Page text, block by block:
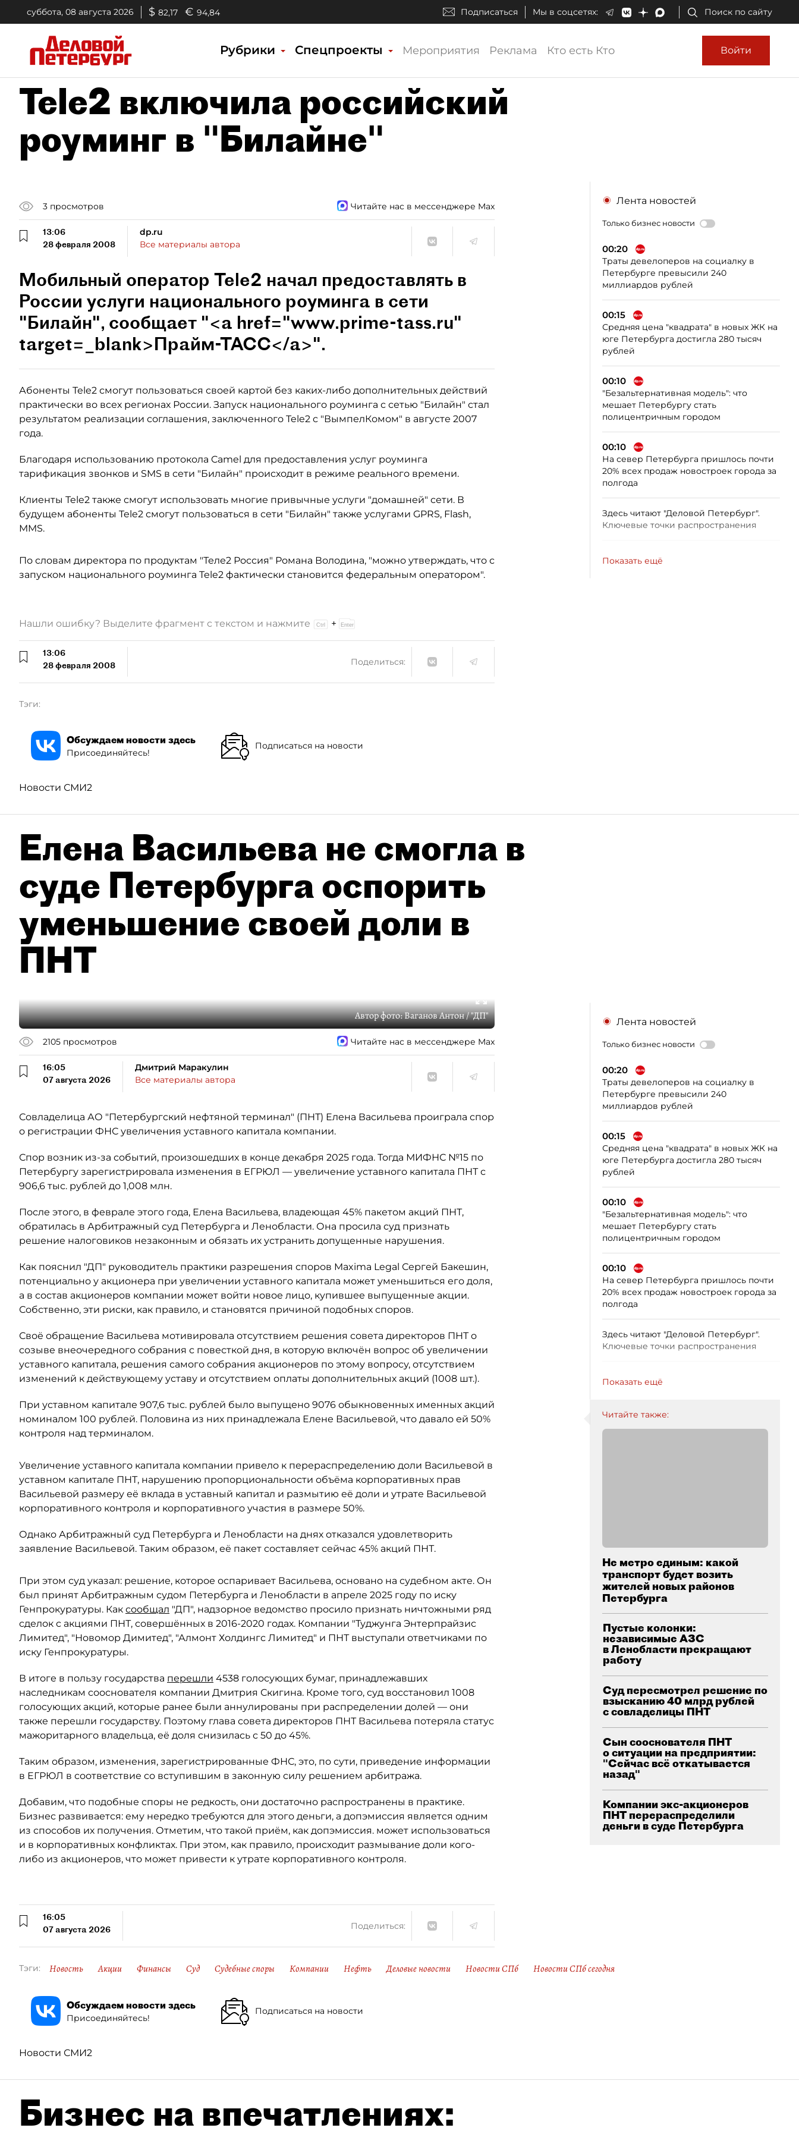
суббота, 08 августа 2026 $ 82,17 € 94,84 Подписаться Мы в соцсетях: Поиск по сайту
Рубрики Спецпроекты Мероприятия Реклама Кто есть Кто Войти
Tele2 включила российский
роуминг в "Билайне"
3 просмотров Читайте нас в мессенджере Max
13:06
28 февраля 2008
dp.ru
Все материалы автора
Мобильный оператор Tele2 начал предоставлять в
России услуги национального роуминга в сети
"Билайн", сообщает "<a href="www.prime-tass.ru"
target=_blank>Прайм-ТАСС</a>".
Абоненты Tele2 смогут пользоваться своей картой без каких-либо дополнительных действий
практически во всех регионах России. Запуск национального роуминга с сетью "Билайн" стал
результатом реализации соглашения, заключенного Tele2 с "ВымпелКомом" в августе 2007
года.
Благодаря использованию протокола Camel для предоставления услуг роуминга
тарификация звонков и SMS в сети "Билайн" происходит в режиме реального времени.
Клиенты Tele2 также смогут использовать многие привычные услуги "домашней" сети. В
будущем абоненты Tele2 смогут пользоваться в сети "Билайн" также услугами GPRS, Flash,
MMS.
По словам директора по продуктам "Теле2 Россия" Романа Володина, "можно утверждать, что с
запуском национального роуминга Tele2 фактически становится федеральным оператором".
Лента новостей
Только бизнес новости
00:20
Траты девелоперов на социалку в
Петербурге превысили 240
миллиардов рублей
00:15
Средняя цена "квадрата" в новых ЖК на
юге Петербурга достигла 280 тысяч
рублей
00:10
"Безальтернативная модель": что
мешает Петербургу стать
полицентричным городом
00:10
На север Петербурга пришлось почти
20% всех продаж новостроек города за
полгода
Здесь читают "Деловой Петербург".
Ключевые точки распространения
Показать ещё
Нашли ошибку? Выделите фрагмент с текстом и нажмите +
13:06
28 февраля 2008
Поделиться:
Тэги:
Обсуждаем новости здесь
Присоединяйтесь!
Подписаться на новости
Новости СМИ2
Елена Васильева не смогла в
суде Петербурга оспорить
уменьшение своей доли в
ПНТ
Автор фото:Ваганов Антон / "ДП"
2105 просмотров Читайте нас в мессенджере Max
16:05
07 августа 2026
Дмитрий Маракулин
Все материалы автора
Совладелица АО "Петербургский нефтяной терминал" (ПНТ) Елена Васильева проиграла спор
о регистрации ФНС увеличения уставного капитала компании.
Спор возник из-за событий, произошедших в конце декабря 2025 года. Тогда МИФНС №15 по
Петербургу зарегистрировала изменения в ЕГРЮЛ — увеличение уставного капитала ПНТ с
906,6 тыс. рублей до 1,008 млн.
После этого, в феврале этого года, Елена Васильева, владеющая 45% пакетом акций ПНТ,
обратилась в Арбитражный суд Петербурга и Ленобласти. Она просила суд признать
решение налоговиков незаконным и обязать их устранить допущенные нарушения.
Как пояснил "ДП" руководитель практики разрешения споров Maxima Legal Сергей Бакешин,
потенциально у акционера при увеличении уставного капитала может уменьшиться его доля,
а в состав акционеров компании может войти новое лицо, купившее выпущенные акции.
Собственно, эти риски, как правило, и становятся причиной подобных споров.
Своё обращение Васильева мотивировала отсутствием решения совета директоров ПНТ о
созыве внеочередного собрания с повесткой дня, в которую включён вопрос об увеличении
уставного капитала, решения самого собрания акционеров по этому вопросу, отсутствием
изменений к действующему уставу и отсутствием оплаты дополнительных акций (1008 шт.).
При уставном капитале 907,6 тыс. рублей было выпущено 9076 обыкновенных именных акций
номиналом 100 рублей. Половина из них принадлежала Елене Васильевой, что давало ей 50%
контроля над терминалом.
Увеличение уставного капитала компании привело к перераспределению доли Васильевой в
уставном капитале ПНТ, нарушению пропорциональности объёма корпоративных прав
Васильевой размеру её вклада в уставный капитал и размытию её доли и утрате Васильевой
корпоративного контроля и корпоративного участия в размере 50%.
Однако Арбитражный суд Петербурга и Ленобласти на днях отказался удовлетворить
заявление Васильевой. Таким образом, её пакет составляет сейчас 45% акций ПНТ.
При этом суд указал: решение, которое оспаривает Васильева, основано на судебном акте. Он
был принят Арбитражным судом Петербурга и Ленобласти в апреле 2025 году по иску
Генпрокуратуры. Как сообщал "ДП", надзорное ведомство просило признать ничтожными ряд
сделок с акциями ПНТ, совершённых в 2016-2020 годах. Компании "Туджунга Энтерпрайзис
Лимитед", "Новомор Димитед", "Алмонт Холдингс Лимитед" и ПНТ выступали ответчиками по
иску Генпрокуратуры.
В итоге в пользу государства перешли 4538 голосующих бумаг, принадлежавших
наследникам сооснователя компании Дмитрия Скигина. Кроме того, суд восстановил 1008
голосующих акций, которые ранее были аннулированы при распределении долей — они
также перешли государству. Поэтому глава совета директоров ПНТ Васильева потеряла статус
мажоритарного владельца, её доля снизилась с 50 до 45%.
Таким образом, изменения, зарегистрированные ФНС, это, по сути, приведение информации
в ЕГРЮЛ в соответствие со вступившим в законную силу решением арбитража.
Добавим, что подобные споры не редкость, они достаточно распространены в практике.
Бизнес развивается: ему нередко требуются для этого деньги, а допэмиссия является одним
из способов их получения. Отметим, что такой приём, как допэмиссия. может использоваться
и в корпоративных конфликтах. При этом, как правило, происходит размывание доли кого-
либо из акционеров, что может привести к утрате корпоративного контроля.
Лента новостей
Только бизнес новости
00:20
Траты девелоперов на социалку в
Петербурге превысили 240
миллиардов рублей
00:15
Средняя цена "квадрата" в новых ЖК на
юге Петербурга достигла 280 тысяч
рублей
00:10
"Безальтернативная модель": что
мешает Петербургу стать
полицентричным городом
00:10
На север Петербурга пришлось почти
20% всех продаж новостроек города за
полгода
Здесь читают "Деловой Петербург".
Ключевые точки распространения
Показать ещё
Читайте также:
Не метро единым: какой
транспорт будет возить
жителей новых районов
Петербурга
Пустые колонки:
независимые АЗС
в Ленобласти прекращают
работу
Суд пересмотрел решение по
взысканию 40 млрд рублей
с совладелицы ПНТ
Сын сооснователя ПНТ
о ситуации на предприятии:
"Сейчас всё откатывается
назад"
Компании экс-акционеров
ПНТ перераспределили
деньги в суде Петербурга
16:05
07 августа 2026
Поделиться:
Тэги: Новость Акции Финансы Суд Судебные споры Компании Нефть Деловые новости Новости СПб Новости СПб сегодня
Обсуждаем новости здесь
Присоединяйтесь!
Подписаться на новости
Новости СМИ2
Бизнес на впечатлениях: